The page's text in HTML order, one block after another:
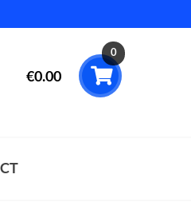
€0.00
0